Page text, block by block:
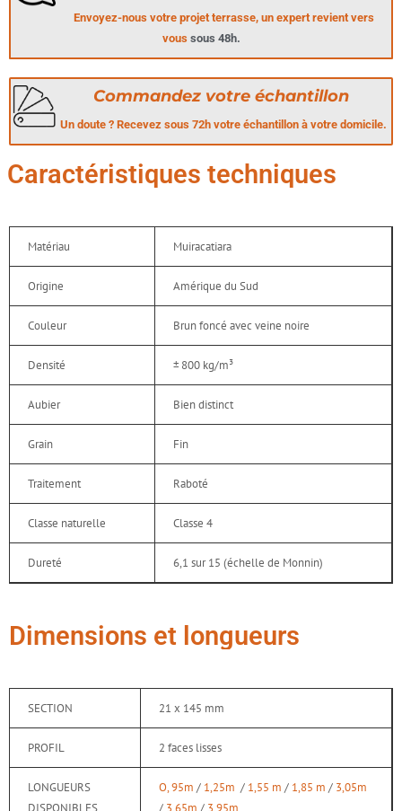
Envoyez-nous votre projet terrasse, un expert revient vers
vous sous 48h.
Commandez votre échantillon
Un doute ? Recevez sous 72h votre échantillon à votre domicile.
Caractéristiques techniques
Matériau Muiracatiara
Origine Amérique du Sud
Couleur Brun foncé avec veine noire
Densité ± 800 kg/m³
Aubier Bien distinct
Grain Fin
Traitement Raboté
Classe naturelle Classe 4
Dureté 6,1 sur 15 (échelle de Monnin)
Dimensions et longueurs
SECTION 21 x 145 mm
PROFIL 2 faces lisses
LONGUEURS
DISPONIBLES
O, 95m / 1,25m / 1,55 m / 1,85 m / 3,05m
/ 3,65m / 3,95m